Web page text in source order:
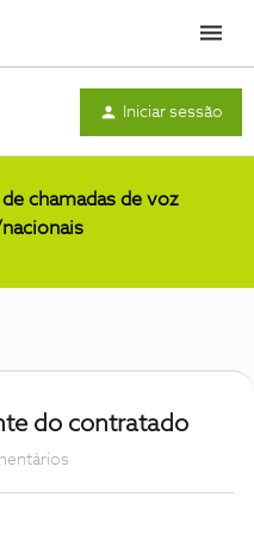
Menu
Iniciar sessão
chamadas de voz
do contratado